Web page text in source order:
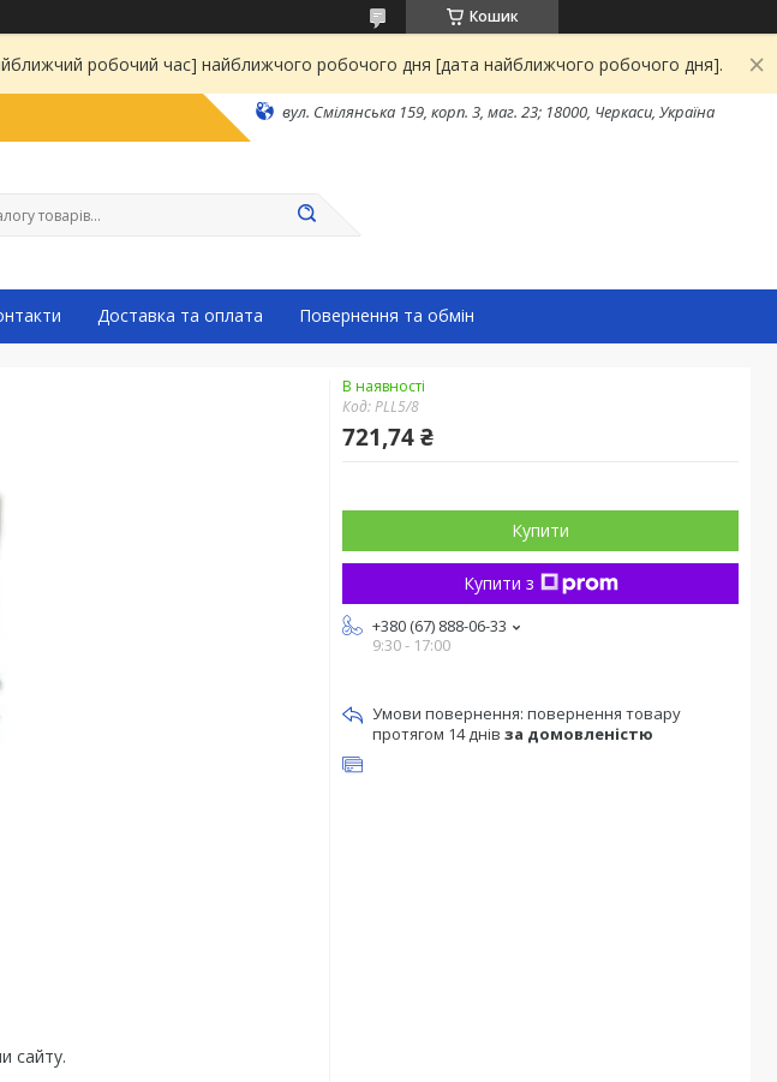
Кошик
робочий час] найближчого робочого дня [дата найближчого робочого дня].
вул. Смілянська 159, корп. 3, маг. 23; 18000, Черкаси, Україна
Доставка та оплата Повернення та обмін
сайту.
В наявності
Код:PLL5/8
721,74 ₴
Купити
Купити з
+380 (67) 888-06-33
9:30 - 17:00
повернення товару
протягом 14 днів за домовленістю